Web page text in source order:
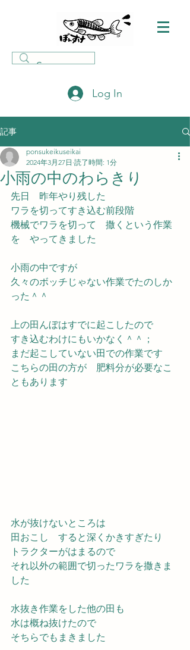
Log In
記事
小雨の中のわらきり
ponsukeikuseikai
2024年3月27日 読了時間: 1分
先日　昨年やり残した
ワラを切ってすき込む前段階
機械でワラを切って　撒くという作業
を　やってきました
小雨の中ですが
久々のボッチじゃない作業でたのしか
った＾＾
上の田んぼはすでに起こしたので
すき込むわけにもいかなく＾＾；
まだ起こしていない田での作業です
こちらの田の方が　肥料分が必要なこ
ともあります
水が抜けないところは
田おこし　すると深くかきすぎたり
トラクターがはまるので
それ以外の範囲で切ったワラを撒きま
した
水抜き作業をした他の田も
水は概ね抜けたので
そちらでもまきました